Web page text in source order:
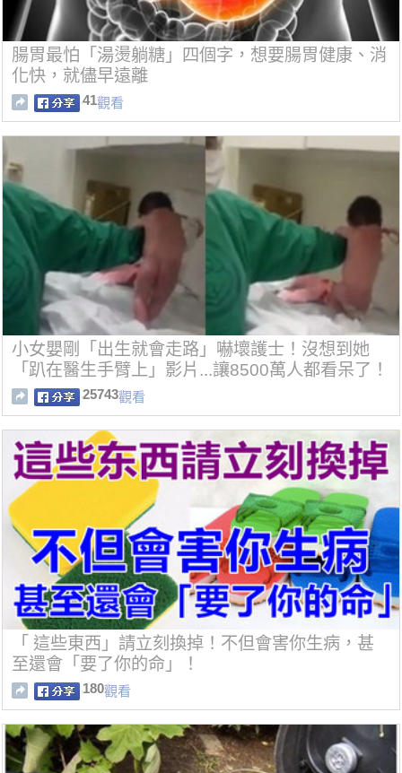
腸胃最怕「湯燙躺糖」四個字，想要腸胃健康、消
化快，就儘早遠離
41觀看
小女嬰剛「出生就會走路」嚇壞護士！沒想到她
「趴在醫生手臂上」影片...讓8500萬人都看呆了！
25743觀看
「 這些東西」請立刻換掉！不但會害你生病，甚
至還會「要了你的命」！
180觀看